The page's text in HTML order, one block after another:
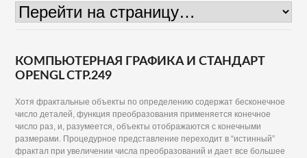
КОМПЬЮТЕРНАЯ ГРАФИКА И СТАНДАРТ
OPENGL СТР.249
Хотя фрактальные объекты по определению содержат бесконечное
число деталей, функция преобразования применяется конечное
число раз, и, разумеется, объекты отображаются с конечными
размерами. Процедурное представление переходит в “истинный”
фрактал при увеличении числа преобразований и дает все большее